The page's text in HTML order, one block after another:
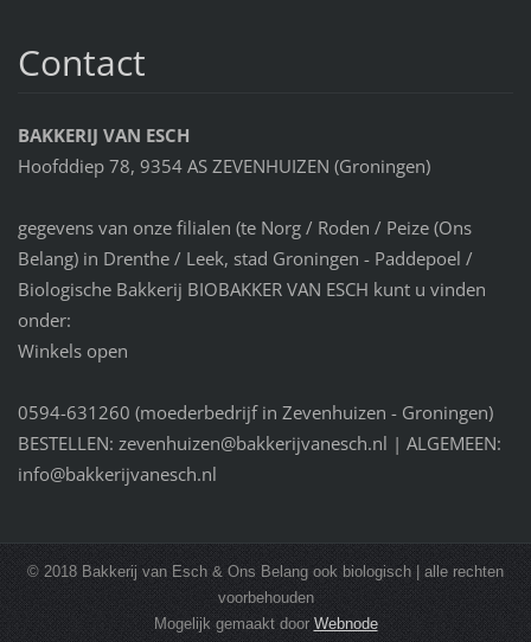
Contact
BAKKERIJ VAN ESCH
Hoofddiep 78, 9354 AS ZEVENHUIZEN (Groningen)
gegevens van onze filialen (te Norg / Roden / Peize (Ons
Belang) in Drenthe / Leek, stad Groningen - Paddepoel /
Biologische Bakkerij BIOBAKKER VAN ESCH kunt u vinden
onder:
Winkels open
0594-631260 (moederbedrijf in Zevenhuizen - Groningen)
BESTELLEN: zevenhuizen@bakkerijvanesch.nl | ALGEMEEN:
info@bakkerijvanesch.nl
© 2018 Bakkerij van Esch & Ons Belang ook biologisch | alle rechten
voorbehouden
Mogelijk gemaakt door Webnode